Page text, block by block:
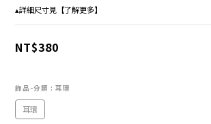
▴詳細尺寸見【了解更多】
NT$380
飾品-分類 : 耳環
耳環